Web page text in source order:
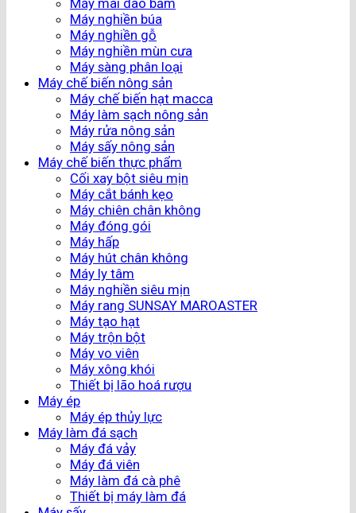
Máy nghiền búa
Máy nghiền gỗ
Máy nghiền mùn cưa
Máy sàng phân loại
Máy chế biến nông sản
Máy chế biến hạt macca
Máy làm sạch nông sản
Máy rửa nông sản
Máy sấy nông sản
Máy chế biến thực phẩm
Cối xay bột siêu mịn
Máy cắt bánh kẹo
Máy chiên chân không
Máy đóng gói
Máy hấp
Máy hút chân không
Máy ly tâm
Máy nghiền siêu mịn
Máy rang SUNSAY MAROASTER
Máy tạo hạt
Máy trộn bột
Máy vo viên
Máy xông khói
Thiết bị lão hoá rượu
Máy ép
Máy ép thủy lực
Máy làm đá sạch
Máy đá vảy
Máy đá viên
Máy làm đá cà phê
Thiết bị máy làm đá